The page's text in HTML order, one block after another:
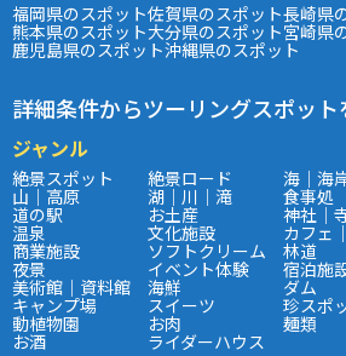
福岡県のスポット佐賀県のスポット長崎県
熊本県のスポット大分県のスポット宮崎県
鹿児島県のスポット沖縄県のスポット
詳細条件からツーリングスポット
ジャンル
絶景スポット 絶景ロード 海｜海
山｜高原 湖｜川｜滝 食事処
道の駅 お土産 神社｜
温泉 文化施設 カフェ
商業施設 ソフトクリーム 林道
夜景 イベント体験 宿泊施
美術館｜資料館 海鮮 ダム
キャンプ場 スイーツ 珍スポ
動植物園 お肉 麺類
お酒 ライダーハウス